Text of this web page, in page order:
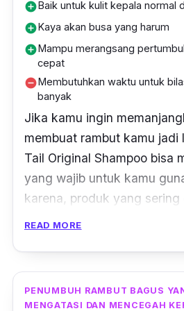
add_circleBaik untuk kulit kepala normal
add_circleKaya akan busa yang harum
add_circleMampu merangsang
cepat
remove_circleMembutuhkan waktu untuk
banyak
Jika kamu ingin
membuat rambut kamu jadi
Tail Original Shampoo bisa
yang wajib untuk kamu
karena, produk yang sering
shampo kuda ini sudah
Dibandingkan dengan merk
READ MORE
PENUMBUH RAMBUT BAGUS
MENGATASI DAN MENCEGAH